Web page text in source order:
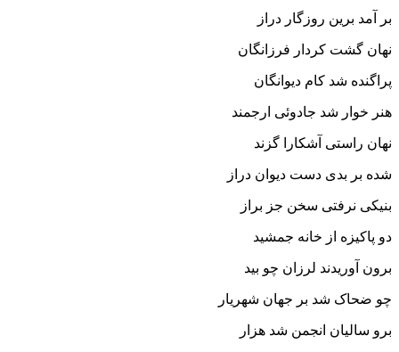
بر آمد برین روزگار دراز
نهان گشت کردار فرزانگان
پراگنده شد کام دیوانگان‏
هنر خوار شد جادوئى ارجمند
نهان راستى آشکارا گزند
شده بر بدى دست دیوان دراز
بنیکى نرفتى سخن جز براز
دو پاکیزه از خانه جمشید
برون آوریدند لرزان چو بید
چو ضحاک شد بر جهان شهریار
برو سالیان انجمن شد هزار